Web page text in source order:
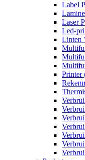
Label
Laser
Led-
Linten
Printer